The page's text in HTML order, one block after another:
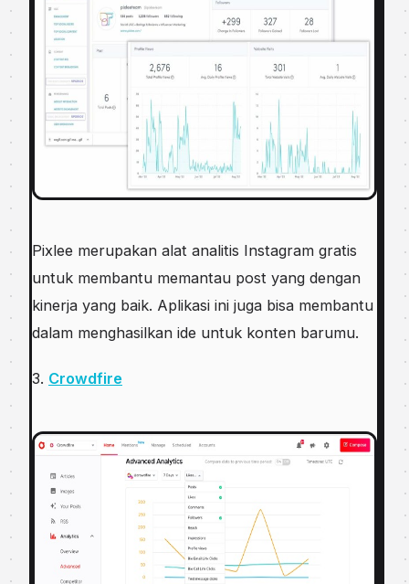
Pixlee merupakan alat analitis Instagram gratis
untuk membantu memantau post yang dengan
kinerja yang baik. Aplikasi ini juga bisa membantu
dalam menghasilkan ide untuk konten barumu.
3. Crowdfire